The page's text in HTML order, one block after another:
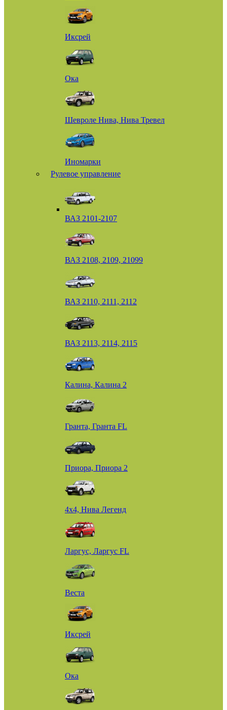
Иксрей
Ока
Шевроле Нива, Нива Тревел
Иномарки
Рулевое управление
ВАЗ 2101-2107
ВАЗ 2108, 2109, 21099
ВАЗ 2110, 2111, 2112
ВАЗ 2113, 2114, 2115
Калина, Калина 2
Гранта, Гранта FL
Приора, Приора 2
4х4, Нива Легенд
Ларгус, Ларгус FL
Веста
Иксрей
Ока